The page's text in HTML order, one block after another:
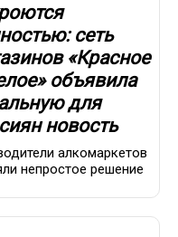
сеть
«Красное
объявила
для
новость
алкомаркетов
непростое решение